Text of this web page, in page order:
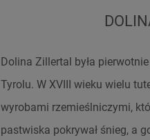
Dolina Zillertal była
Tyrolu. W XVIII wieku wielu
wyrobami rzemieślniczymi,
pastwiska pokrywał śnieg, a